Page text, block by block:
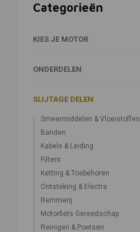
Categorieën
KIES JE MOTOR
ONDERDELEN
SLIJTAGE DELEN
Smeermiddelen & Vloeistoffen
Banden
Kabels & Leiding
Filters
Ketting & Toebehoren
Ontsteking & Electra
Remmerij
Motorfiets Gereedschap
Reinigen & Poetsen